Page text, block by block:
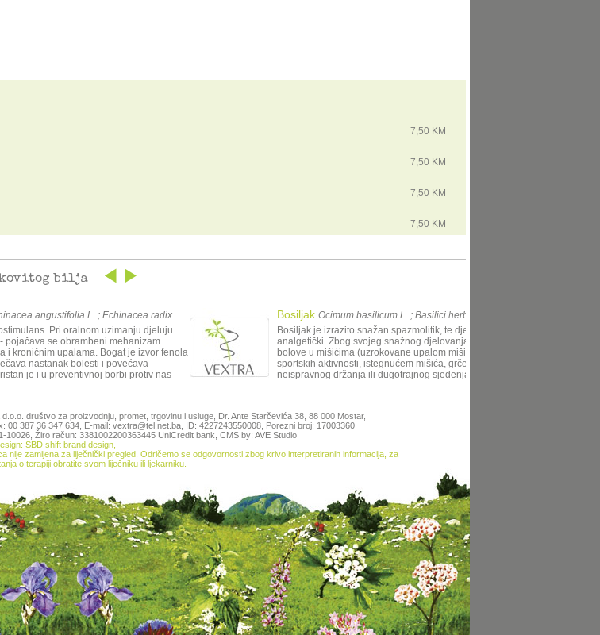
7,50 KM
7,50 KM
7,50 KM
7,50 KM
bilja
angustifolia L. ; Echinacea radix
Pri oralnom uzimanju djeluju
pojačava se obrambeni mehanizam
i kroničnim upalama. Bogat je izvor fenola
nastanak bolesti i povećava
je i u preventivnoj borbi protiv nas
Bosiljak Ocimum basilicum L. ; Basilici herba
Bosiljak je izrazito snažan spazmolitik, te djeluje protuupalno i
analgetički. Zbog svojeg snažnog djelovanja, može ga se koristiti za
bolove u mišićima (uzrokovane upalom mišića nakon pretjeranih
sportskih aktivnosti, istegnućem mišića, grčeva mišića zbog
neispravnog držanja ili dugotrajnog sjedenja), kod glavobolja i m
d.o.o. društvo za proizvodnju, promet, trgovinu i usluge, Dr. Ante Starčevića 38, 88 000 Mostar,
00 387 36 347 634, E-mail: vextra@tel.net.ba, ID: 4227243550008, Porezni broj: 17003360
10026, Žiro račun: 3381002200363445 UniCredit bank, CMS by: AVE Studio
SBD shift brand design,
nije zamijena za liječnički pregled. Odričemo se odgovornosti zbog krivo interpretiranih informacija, za
o terapiji obratite svom liječniku ili ljekarniku.